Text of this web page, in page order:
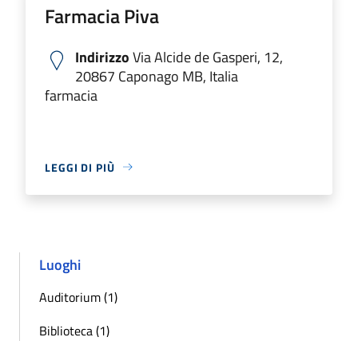
Farmacia Piva
IndirizzoVia Alcide de Gasperi, 12,
20867 Caponago MB, Italia
farmacia
LEGGI DI PIÙ
Luoghi
Auditorium (1)
Biblioteca (1)